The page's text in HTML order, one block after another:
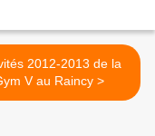
2012-2013 de la
Gym V au Raincy >